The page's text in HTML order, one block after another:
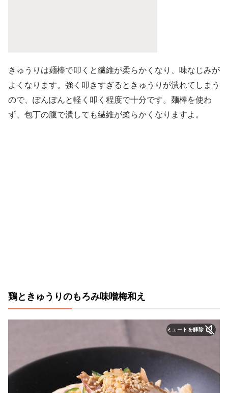
きゅうりは麺棒で叩くと繊維が柔らかくなり、味なじみが
よくなります。強く叩きすぎるときゅうりが潰れてしまう
ので、ぽんぽんと軽く叩く程度で十分です。麺棒を使わ
ず、包丁の腹で潰しても繊維が柔らかくなりますよ。
鶏ときゅうりのもろみ味噌梅和え
ミュートを解除